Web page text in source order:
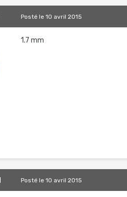
Postéle 10 avril 2015
1.7 mm
Postéle 10 avril 2015